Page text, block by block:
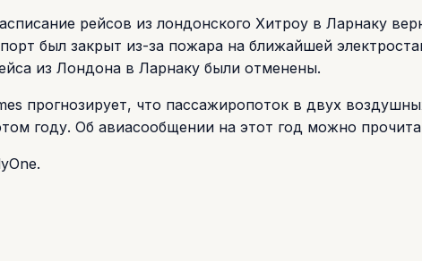
рейсов из лондонского Хитроу в Ларнаку
был закрыт из-за пожара на ближайшей
из Лондона в Ларнаку были отменены.
прогнозирует, что пассажиропоток в двух
году. Об авиасообщении на этот год можно